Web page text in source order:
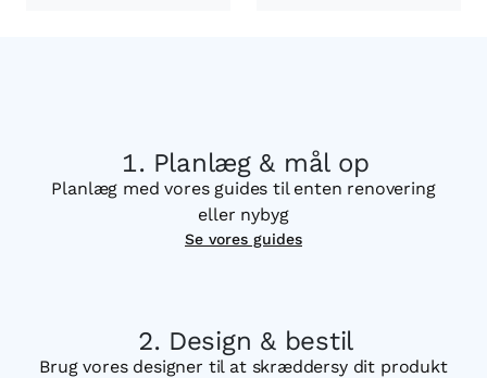
Planlæg & mål op
Planlæg med vores guides til enten renovering
eller nybyg
Se vores guides
Design & bestil
Brug vores designer til at skræddersy dit produkt